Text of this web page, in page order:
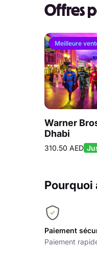
Offres
Meilleure
Warner
Dhabi
310.50 AED
Pourquoi
Paiement
Paiement